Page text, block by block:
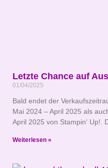
Letzte Chance auf
01/04/2025
Bald endet der
Mai 2024 – April 2025 als
April 2025 von Stampin‘ Up!.
Weiterlesen »